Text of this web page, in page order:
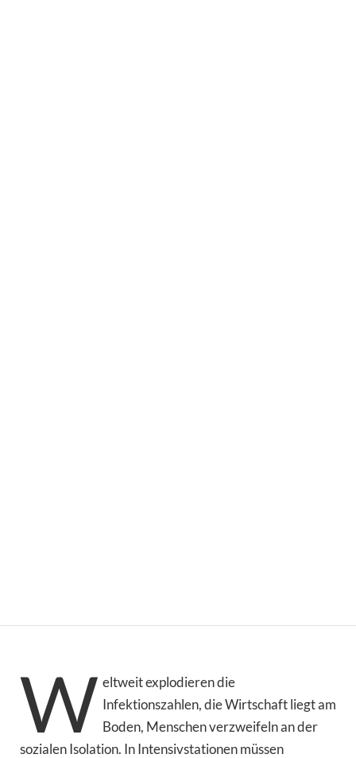
W eltweit explodieren die
Infektionszahlen, die Wirtschaft liegt am
Boden, Menschen verzweifeln an der
sozialen Isolation. In Intensivstationen müssen